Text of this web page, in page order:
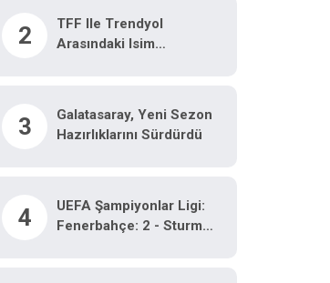
2
TFF Ile Trendyol
Arasındaki Isim
3
Galatasaray, Yeni Sezon
Hazırlıklarını Sürdürdü
4
UEFA Şampiyonlar Ligi:
Fenerbahçe: 2 - Sturm